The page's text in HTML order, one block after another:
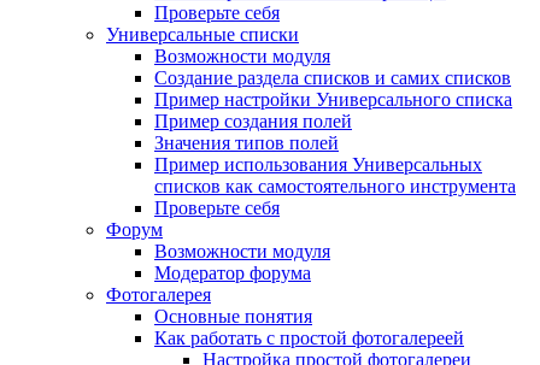
Проверьте себя
Универсальные списки
Возможности модуля
Создание раздела списков и самих списков
Пример настройки Универсального списка
Пример создания полей
Значения типов полей
Пример использования Универсальных
списков как самостоятельного инструмента
Проверьте себя
Форум
Возможности модуля
Модератор форума
Фотогалерея
Основные понятия
Как работать с простой фотогалереей
Настройка простой фотогалереи